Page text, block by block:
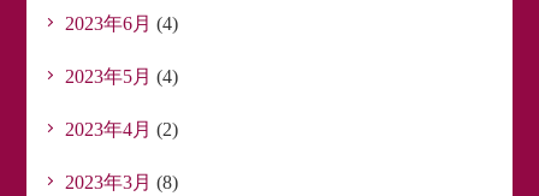
2023年6月 (4)
2023年5月 (4)
2023年4月 (2)
2023年3月 (8)